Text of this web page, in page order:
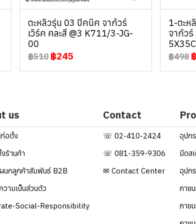
ตะหลิวรุ่น 03 ปิคนิค จากัวร์
เวิร์ค คละสี @3 K711/3-JG-
00
฿510 ฿245
1-ตะห
จากัว
฿498
us
อตั้ง
ร้านค้า
นกลูกค้าสัมพันธ์ B2B
วามเป็นส่วนตัว
Social-Responsibility
Contact
☏ 02-410-2424
☏ 081-359-9306
✉ Contact Center
อุปก
มีดส
อุปก
ภาช
ภาชน